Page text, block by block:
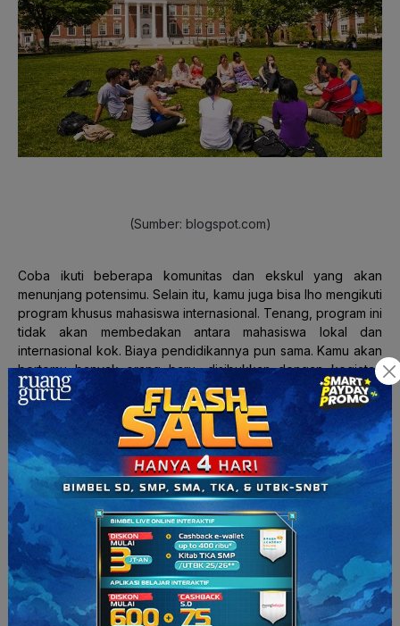
(Sumber: blogspot.com)
Coba ikuti beberapa komunitas dan ekskul yang akan
menunjang potensimu. Selain itu, kamu juga bisa lho mengikuti
program khusus mahasiswa internasional. Tenang, program ini
tidak akan membedakan antara mahasiswa lokal dan
internasional kok. Biaya pendidikannya pun sama. Kamu akan
bertemu banyak orang baru, disibukkan dengan kegiatan
positif, dan masih banyak lagi manfaat lainnya. Ingat, jangan
malas berinteraksi dengan orang-orang di sana ya. Akan
tetapi, juga selalu waspada,smart buddies.
Di negeri Paman Sam ini, mahasiswa mendapat kesempatan
kerja part time maksimal 20 jam/minggu. Semua universitas
menyediakan ekskul yang akan memberikan pengalaman
kerja di dunia nyata. Kamu bisa cobapart time di area
kampus, seperti laboratorium atau perpustakaan. Untuk di luar
kampus kamu bisa coba jadi tutor atau
freelancer